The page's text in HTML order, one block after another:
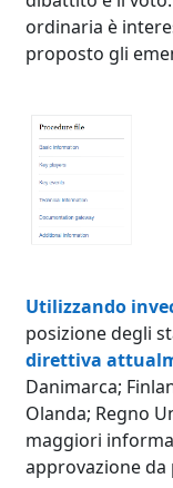
ordinaria è
proposto gli
Utilizzando
posizione degli
direttiva
Danimarca;
Olanda; Regno
maggiori
approvazione da